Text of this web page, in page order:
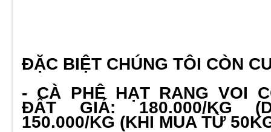
ĐẶC BIỆT CHÚNG TÔI CÒN
- CÀ PHÊ HẠT RANG VOI
ĐẤT GIÁ: 180.000/KG
150.000/KG (KHI MUA TỪ